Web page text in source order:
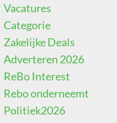
Vacatures
Categorie
Zakelijke Deals
Adverteren 2026
ReBo Interest
Rebo onderneemt
Politiek2026